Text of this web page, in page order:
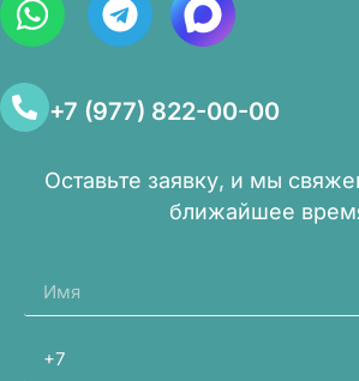
+7 (977) 822-00-00
Оставьте заявку, и мы
ближайшее